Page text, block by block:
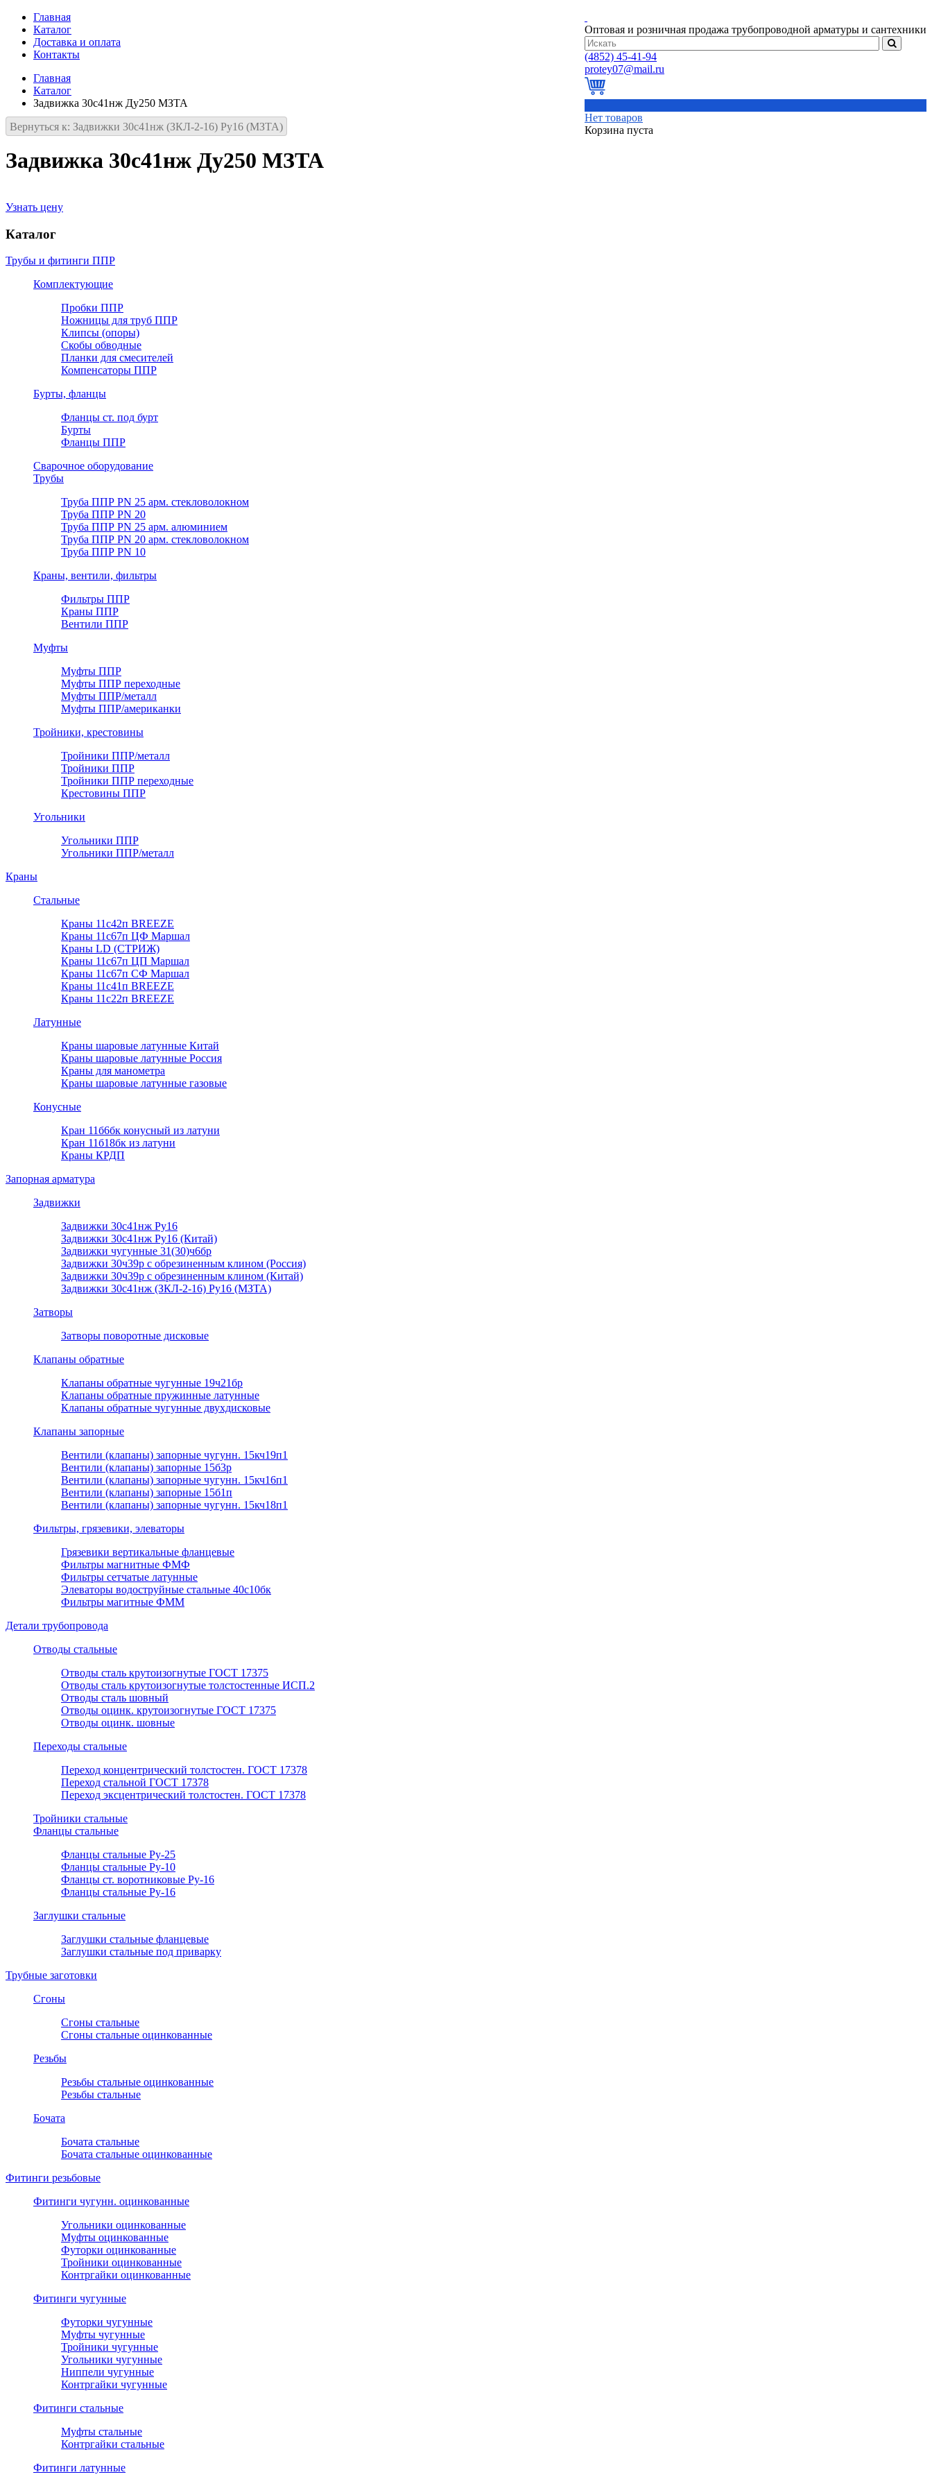
Оптовая и розничная продажа трубопроводной арматуры и сантехники
(4852) 45-41-94
Нет товаров
Корзина пуста
Главная
Каталог
Доставка и оплата
Контакты
Главная
Каталог
Задвижка 30с41нж Ду250 МЗТА
Вернуться к: Задвижки 30с41нж (ЗКЛ-2-16) Ру16 (МЗТА)
Задвижка 30с41нж Ду250 МЗТА
Узнать цену
Каталог
Трубы и фитинги ППР
Комплектующие
Пробки ППР
Ножницы для труб ППР
Клипсы (опоры)
Скобы обводные
Планки для смесителей
Компенсаторы ППР
Бурты, фланцы
Фланцы ст. под бурт
Бурты
Фланцы ППР
Сварочное оборудование
Трубы
Труба ППР PN 25 арм. стекловолокном
Труба ППР PN 20
Труба ППР PN 25 арм. алюминием
Труба ППР PN 20 арм. стекловолокном
Труба ППР PN 10
Краны, вентили, фильтры
Фильтры ППР
Краны ППР
Вентили ППР
Муфты
Муфты ППР
Муфты ППР переходные
Муфты ППР/металл
Муфты ППР/американки
Тройники, крестовины
Тройники ППР/металл
Тройники ППР
Тройники ППР переходные
Крестовины ППР
Угольники
Угольники ППР
Угольники ППР/металл
Краны
Стальные
Краны 11с42п BREEZE
Краны 11с67п ЦФ Маршал
Краны LD (СТРИЖ)
Краны 11с67п ЦП Маршал
Краны 11с67п СФ Маршал
Краны 11с41п BREEZE
Краны 11с22п BREEZE
Латунные
Краны шаровые латунные Китай
Краны шаровые латунные Россия
Краны для манометра
Краны шаровые латунные газовые
Конусные
Кран 11б6бк конусный из латуни
Кран 11б18бк из латуни
Краны КРДП
Запорная арматура
Задвижки
Задвижки 30с41нж Ру16
Задвижки 30с41нж Ру16 (Китай)
Задвижки чугунные 31(30)ч6бр
Задвижки 30ч39р с обрезиненным клином (Россия)
Задвижки 30ч39р с обрезиненным клином (Китай)
Задвижки 30с41нж (ЗКЛ-2-16) Ру16 (МЗТА)
Затворы
Затворы поворотные дисковые
Клапаны обратные
Клапаны обратные чугунные 19ч21бр
Клапаны обратные пружинные латунные
Клапаны обратные чугунные двухдисковые
Клапаны запорные
Вентили (клапаны) запорные чугунн. 15кч19п1
Вентили (клапаны) запорные 15б3р
Вентили (клапаны) запорные чугунн. 15кч16п1
Вентили (клапаны) запорные 15б1п
Вентили (клапаны) запорные чугунн. 15кч18п1
Фильтры, грязевики, элеваторы
Грязевики вертикальные фланцевые
Фильтры магнитные ФМФ
Фильтры сетчатые латунные
Элеваторы водоструйные стальные 40с10бк
Фильтры магитные ФММ
Детали трубопровода
Отводы стальные
Отводы сталь крутоизогнутые ГОСТ 17375
Отводы сталь крутоизогнутые толстостенные ИСП.2
Отводы сталь шовный
Отводы оцинк. крутоизогнутые ГОСТ 17375
Отводы оцинк. шовные
Переходы стальные
Переход концентрический толстостен. ГОСТ 17378
Переход стальной ГОСТ 17378
Переход эксцентрический толстостен. ГОСТ 17378
Тройники стальные
Фланцы стальные
Фланцы стальные Ру-25
Фланцы стальные Ру-10
Фланцы ст. воротниковые Ру-16
Фланцы стальные Ру-16
Заглушки стальные
Заглушки стальные фланцевые
Заглушки стальные под приварку
Трубные заготовки
Сгоны
Сгоны стальные
Сгоны стальные оцинкованные
Резьбы
Резьбы стальные оцинкованные
Резьбы стальные
Бочата
Бочата стальные
Бочата стальные оцинкованные
Фитинги резьбовые
Фитинги чугунн. оцинкованные
Угольники оцинкованные
Муфты оцинкованные
Футорки оцинкованные
Тройники оцинкованные
Контргайки оцинкованные
Фитинги чугунные
Футорки чугунные
Муфты чугунные
Тройники чугунные
Угольники чугунные
Ниппели чугунные
Контргайки чугунные
Фитинги стальные
Муфты стальные
Контргайки стальные
Фитинги латунные